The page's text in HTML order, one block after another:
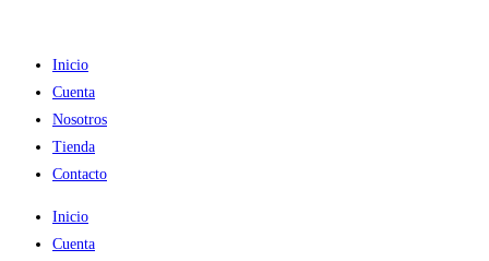
contenido
Inicio
Cuenta
Nosotros
Tienda
Contacto
Inicio
Cuenta